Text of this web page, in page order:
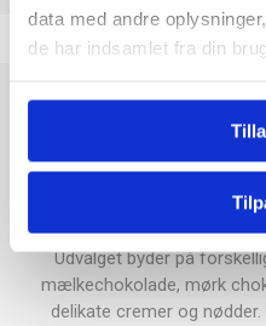
data med andre
de har indsamlet fra din
anerkendte mærke Merci,
udsøgte smagsoplevelser.
bredt udvalg af lækre
fremstillet med de
Udvalget byder på
mælkechokolade, mørk
delikate cremer og